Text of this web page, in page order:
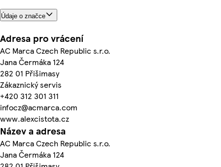
Údaje o značce
Adresa pro vrácení
AC Marca Czech Republic s.r.o.
Jana Čermáka 124
282 01 Přišimasy
Zákaznický servis
+420 312 301 311
infocz@acmarca.com
www.alexcistota.cz
Název a adresa
AC Marca Czech Republic s.r.o.
Jana Čermáka 124